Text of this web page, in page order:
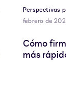
Perspectivas para
febrero de 2025
Cómo firmar
más rápido